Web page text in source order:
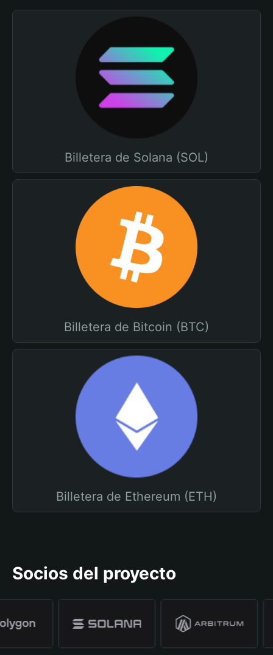
Billetera de Solana (SOL)
Billetera de Bitcoin (BTC)
Billetera de Ethereum (ETH)
Socios del proyecto